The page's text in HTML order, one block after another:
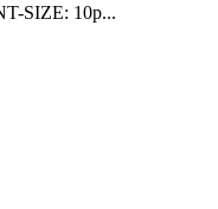
SIZE: 10p...